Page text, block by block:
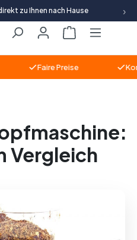
zu Ihnen nach Hause ›
Warenkorb
Faire Preise
Vergleich